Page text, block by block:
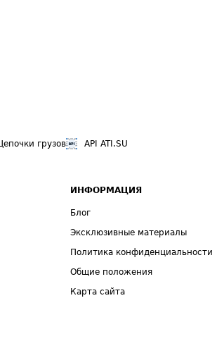
грузов API ATI.SU
ИНФОРМАЦИЯ
Блог
Эксклюзивные материалы
Политика конфиденциальности
Общие положения
Карта сайта